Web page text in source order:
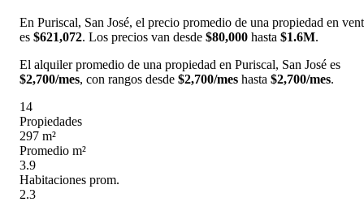
En Puriscal, San José, el precio promedio de una propiedad en
es $621,072. Los precios van desde $80,000 hasta $1.6M.
El alquiler promedio de una propiedad en Puriscal, San José es
$2,700/mes, con rangos desde $2,700/mes hasta $2,700/mes.
14
Propiedades
297 m²
Promedio m²
3.9
Habitaciones prom.
2.3